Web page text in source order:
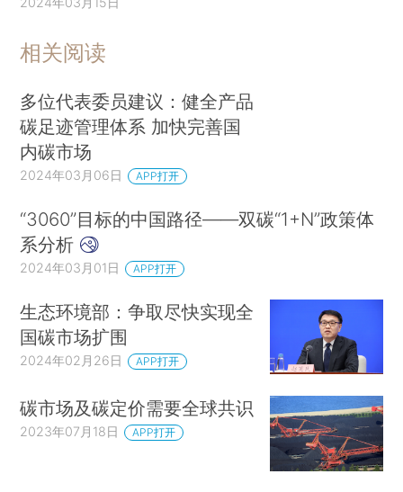
相关阅读
多位代表委员建议：健全产品
碳足迹管理体系 加快完善国
内碳市场
2024年03月06日 APP打开
“3060”目标的中国路径——双碳“1+N”政策体
系分析
2024年03月01日 APP打开
生态环境部：争取尽快实现全
国碳市场扩围
2024年02月26日 APP打开
碳市场及碳定价需要全球共识
2023年07月18日 APP打开